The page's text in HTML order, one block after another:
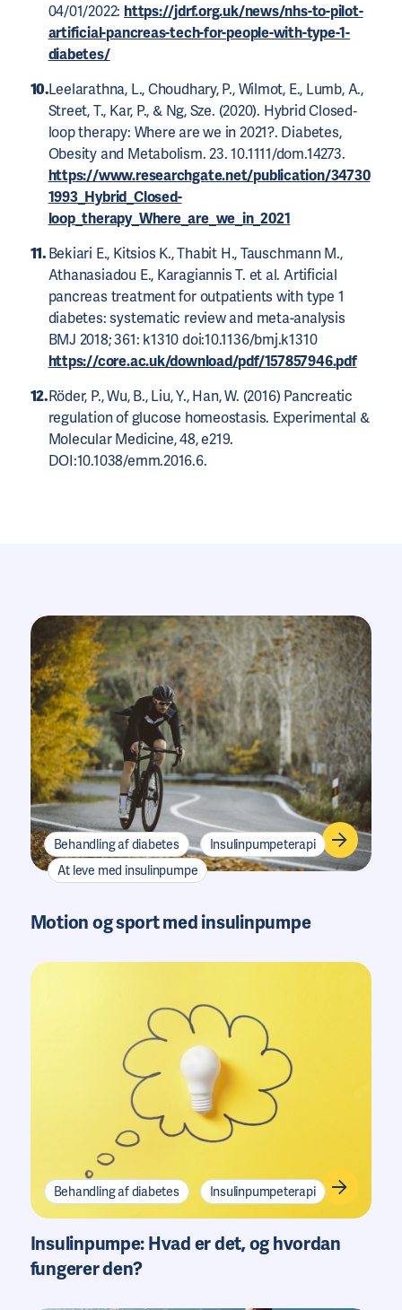
04/01/2022: https://jdrf.org.uk/news/nhs-to-pilot-
artificial-pancreas-tech-for-people-with-type-1-
diabetes/
Leelarathna, L., Choudhary, P., Wilmot, E., Lumb, A.,
Street, T., Kar, P., & Ng, Sze. (2020). Hybrid Closed‐
loop therapy: Where are we in 2021?. Diabetes,
Obesity and Metabolism. 23. 10.1111/dom.14273.
https://www.researchgate.net/publication/34730
1993_Hybrid_Closed-
loop_therapy_Where_are_we_in_2021
Bekiari E., Kitsios K., Thabit H., Tauschmann M.,
Athanasiadou E., Karagiannis T. et al. Artificial
pancreas treatment for outpatients with type 1
diabetes: systematic review and meta-analysis
BMJ 2018; 361: k1310 doi:10.1136/bmj.k1310
https://core.ac.uk/download/pdf/157857946.pdf
Röder, P., Wu, B., Liu, Y., Han, W. (2016) Pancreatic
regulation of glucose homeostasis. Experimental &
Molecular Medicine, 48, e219.
DOI:10.1038/emm.2016.6.
Behandling af diabetes
Insulinpumpeterapi
At leve med insulinpumpe
Motion og sport med insulinpumpe
Behandling af diabetes Insulinpumpeterapi
Insulinpumpe: Hvad er det, og hvordan
fungerer den?